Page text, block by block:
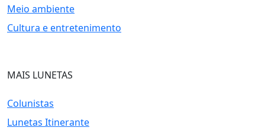
Meio ambiente
Cultura e entretenimento
MAIS LUNETAS
Colunistas
Lunetas Itinerante